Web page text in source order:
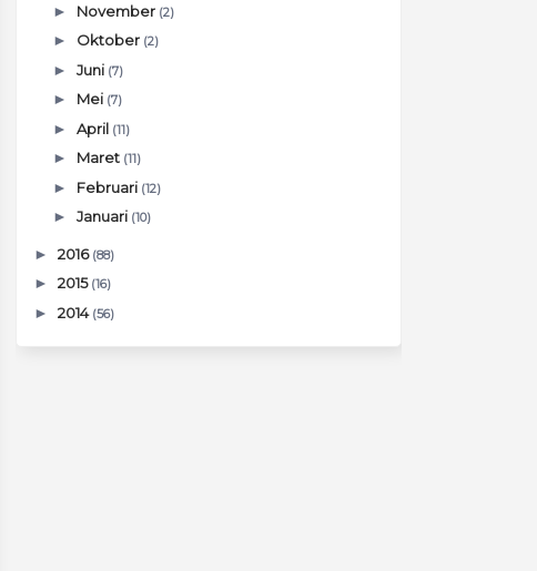
► November (2)
► Oktober (2)
►Juni (7)
► Mei (7)
►April (11)
► Maret (11)
► Februari (12)
►Januari (10)
►2016 (88)
►2015 (16)
►2014 (56)